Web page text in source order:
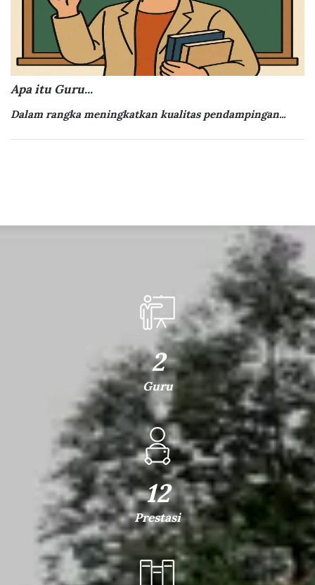
Apa itu Guru...
Dalam rangka meningkatkan kualitas pendampingan...
2
Guru
12
Prestasi